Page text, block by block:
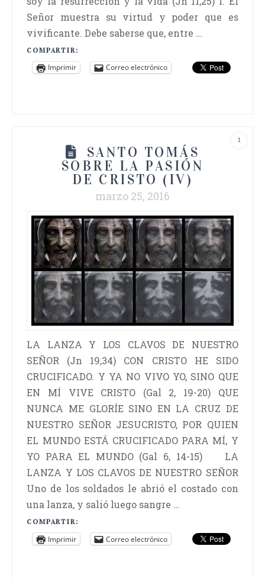
Señor muestra su virtud y poder que es
vivificante. Debe saberse que, entre …
COMPARTIR:
Imprimir Correo electrónico
1
SANTO TOMÁS
SOBRE LA PASIÓN
DE CRISTO (IV)
marzo 25, 2016
LA LANZA Y LOS CLAVOS DE NUESTRO
SEÑOR (Jn 19,34) CON CRISTO HE SIDO
CRUCIFICADO. Y YA NO VIVO YO, SINO QUE
EN MÍ VIVE CRISTO (Gal 2, 19-20) QUE
NUNCA ME GLORÍE SINO EN LA CRUZ DE
NUESTRO SEÑOR JESUCRISTO, POR QUIEN
EL MUNDO ESTÁ CRUCIFICADO PARA MÍ, Y
YO PARA EL MUNDO (Gal 6, 14-15) LA
LANZA Y LOS CLAVOS DE NUESTRO SEÑOR
Uno de los soldados le abrió el costado con
una lanza, y salió luego sangre …
COMPARTIR:
Imprimir Correo electrónico